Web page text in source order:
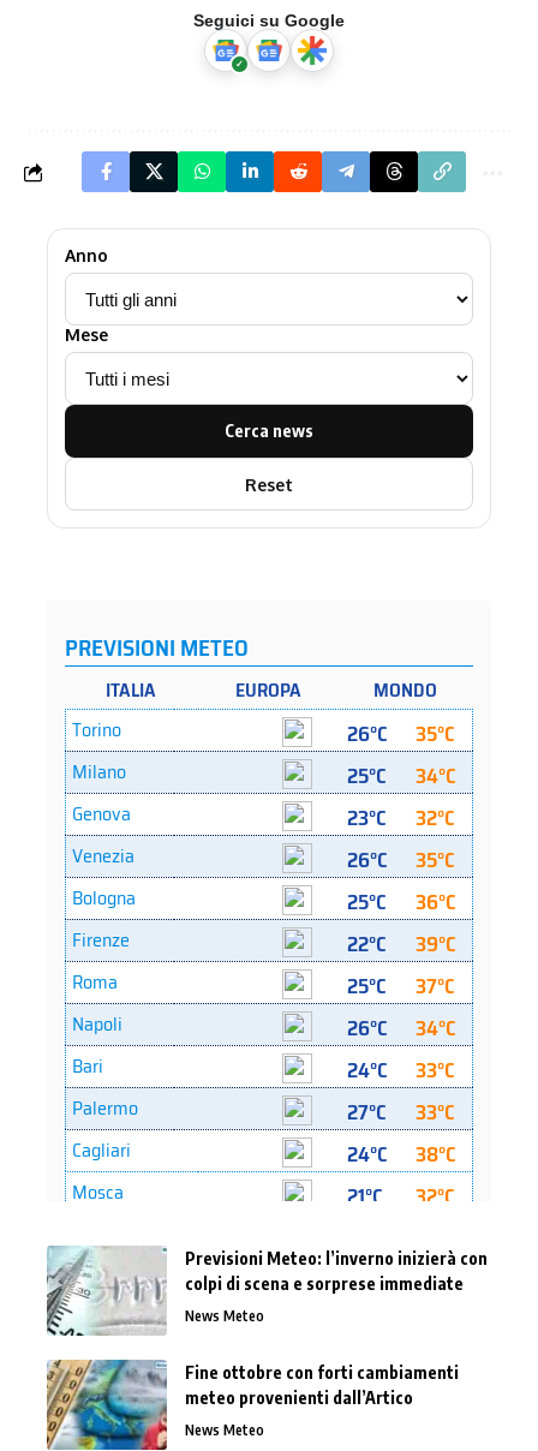
Seguici su Google
Anno
Mese
Cerca news
Reset
Previsioni Meteo: l’inverno inizierà con
colpi di scena e sorprese immediate
News Meteo
Fine ottobre con forti cambiamenti
meteo provenienti dall’Artico
News Meteo